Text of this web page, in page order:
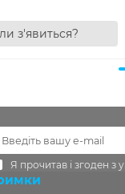
з'явиться?
Я прочитав і згоден з